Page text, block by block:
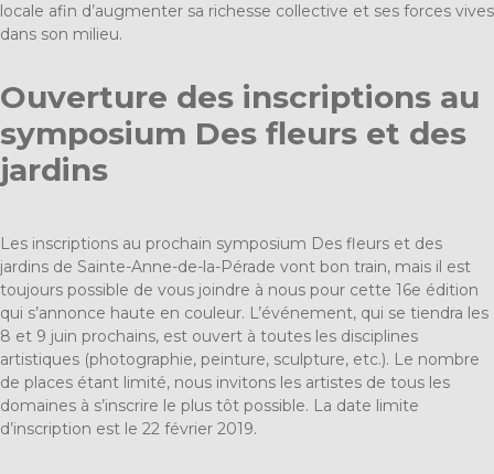
locale afin d’augmenter sa richesse collective et ses forces vives
dans son milieu.
Ouverture des inscriptions au
symposium Des fleurs et des
jardins
Les inscriptions au prochain symposium Des fleurs et des
jardins de Sainte-Anne-de-la-Pérade vont bon train, mais il est
toujours possible de vous joindre à nous pour cette 16e édition
qui s’annonce haute en couleur. L’événement, qui se tiendra les
8 et 9 juin prochains, est ouvert à toutes les disciplines
artistiques (photographie, peinture, sculpture, etc.). Le nombre
de places étant limité, nous invitons les artistes de tous les
domaines à s’inscrire le plus tôt possible. La date limite
d’inscription est le 22 février 2019.